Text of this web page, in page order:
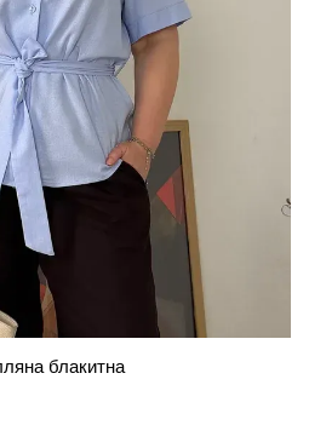
блакитна